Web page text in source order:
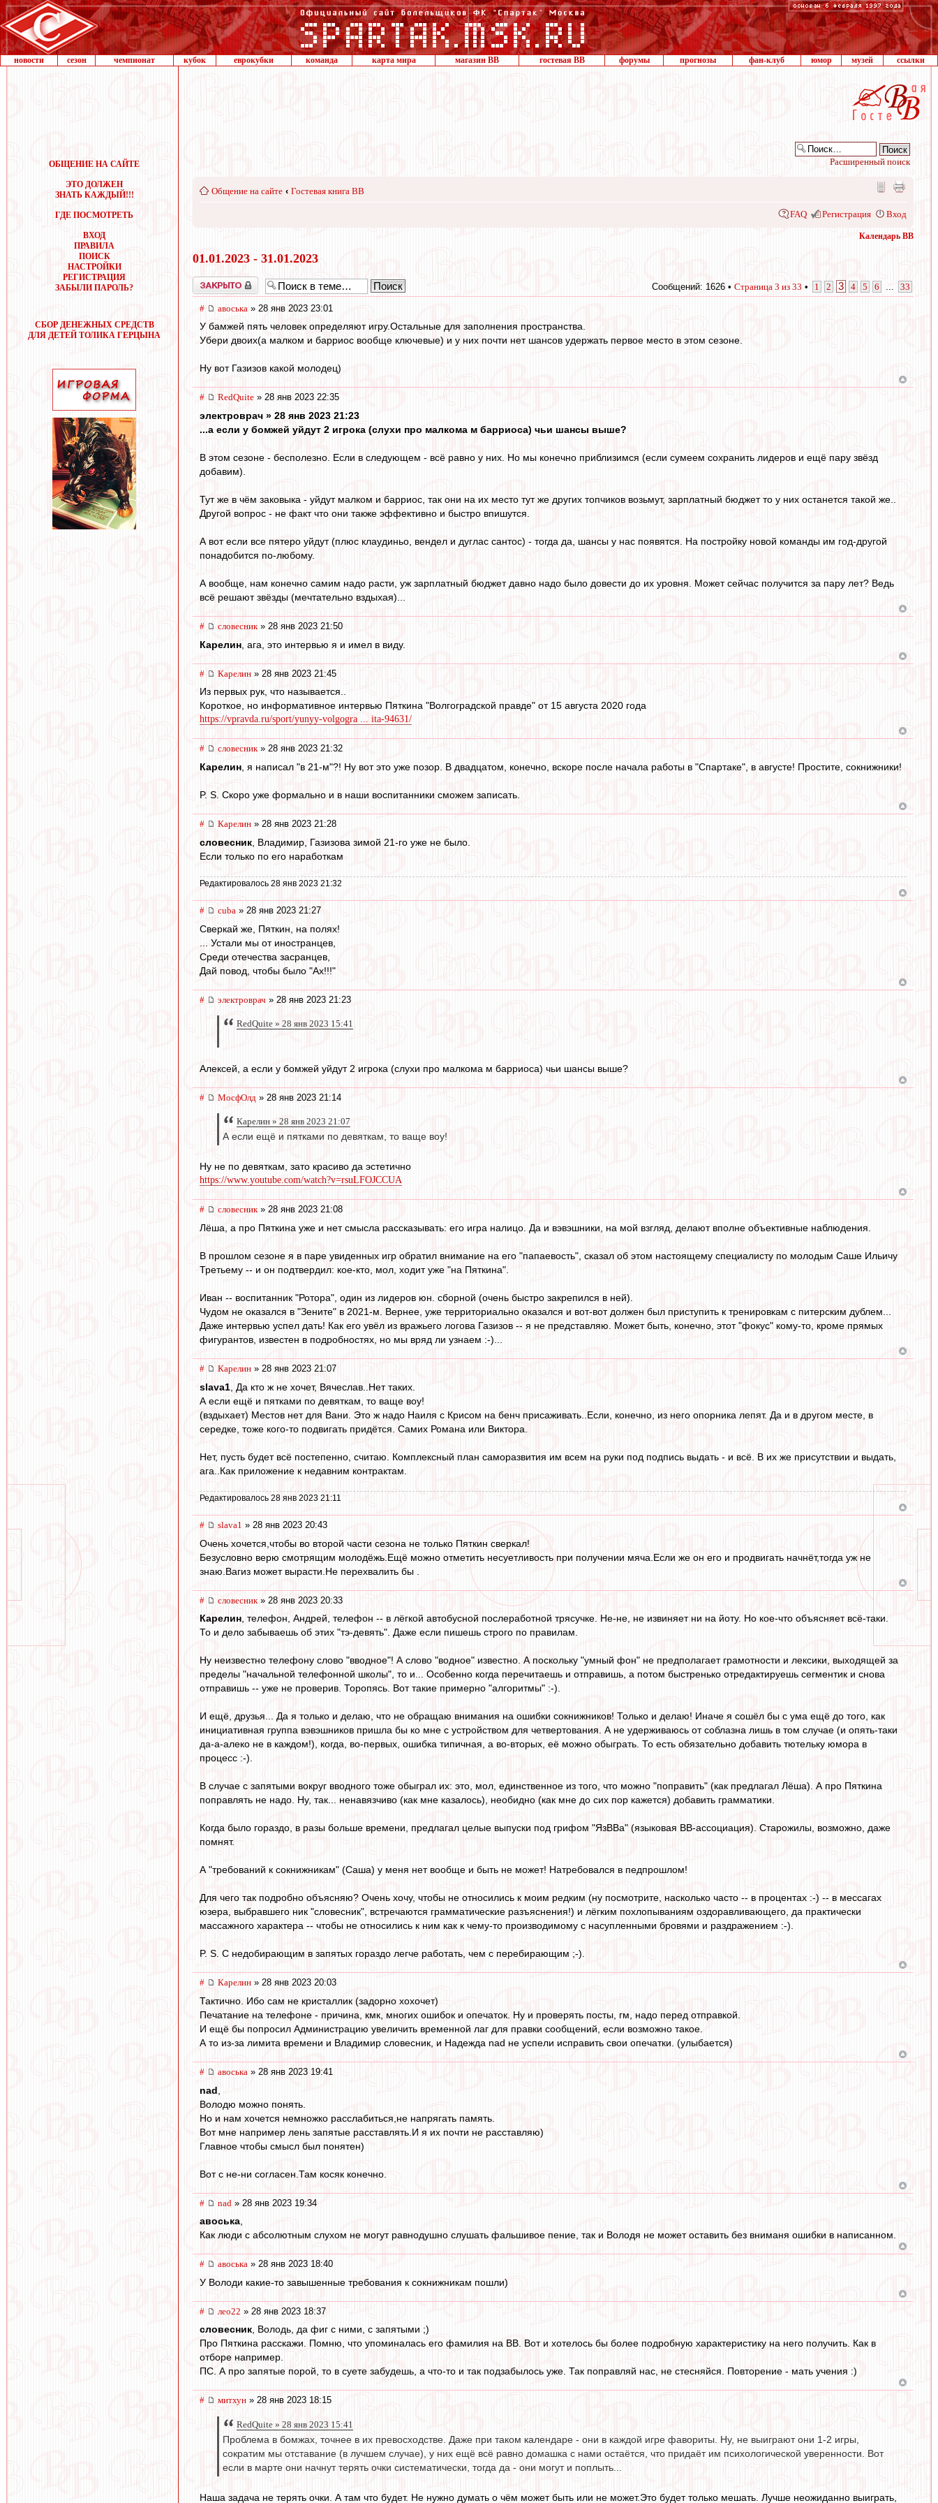
новости сезон чемпионат кубок еврокубки команда карта мира магазин ВВ гостевая ВВ форумы прогнозы фан-клуб юмор музей ссылки
ОБЩЕНИЕ НА САЙТЕ
ЭТО ДОЛЖЕН
ЗНАТЬ КАЖДЫЙ!!!
ГДЕ ПОСМОТРЕТЬ
ВХОД
ПРАВИЛА
ПОИСК
НАСТРОЙКИ
РЕГИСТРАЦИЯ
ЗАБЫЛИ ПАРОЛЬ?
СБОР ДЕНЕЖНЫХ СРЕДСТВ
ДЛЯ ДЕТЕЙ ТОЛИКА ГЕРЦЫНА
Расширенный поиск
Общение на сайте ‹ Гостевая книга ВВ
FAQ Регистрация Вход
Календарь ВВ
01.01.2023 - 31.01.2023
Закрыто Сообщений: 1626 • Страница 3 из 33 • 1 2 3 4 5 6 33
# авоська » 28 янв 2023 23:01
У бамжей пять человек определяют игру.Остальные для заполнения пространства.
Убери двоих(а малком и барриос вообще ключевые) и у них почти нет шансов удержать первое место в этом сезоне.
Ну вот Газизов какой молодец)
# RedQuite » 28 янв 2023 22:35
электроврач » 28 янв 2023 21:23
...а если у бомжей уйдут 2 игрока (слухи про малкома м барриоса) чьи шансы выше?
В этом сезоне - бесполезно. Если в следующем - всё равно у них. Но мы конечно приблизимся (если сумеем сохранить лидеров и ещё пару звёзд
добавим).
Тут же в чём заковыка - уйдут малком и барриос, так они на их место тут же других топчиков возьмут, зарплатный бюджет то у них останется такой же..
Другой вопрос - не факт что они также эффективно и быстро впишутся.
А вот если все пятеро уйдут (плюс клаудиньо, вендел и дуглас сантос) - тогда да, шансы у нас появятся. На постройку новой команды им год-другой
понадобится по-любому.
А вообще, нам конечно самим надо расти, уж зарплатный бюджет давно надо было довести до их уровня. Может сейчас получится за пару лет? Ведь
всё решают звёзды (мечтательно вздыхая)...
# словесник» 28 янв 2023 21:50
Карелин , ага, это интервью я и имел в виду.
# Карелин » 28 янв 2023 21:45
Из первых рук, что называется..
Короткое, но информативное интервью Пяткина "Волгоградской правде" от 15 августа 2020 года
https://vpravda.ru/sport/yunyy-volgogra ... ita-94631/
# словесник» 28 янв 2023 21:32
Карелин , я написал "в 21-м"?! Ну вот это уже позор. В двадцатом, конечно, вскоре после начала работы в "Спартаке", в августе! Простите, сокнижники!
P. S. Скоро уже формально и в наши воспитанники сможем записать.
# Карелин » 28 янв 2023 21:28
словесник , Владимир, Газизова зимой 21-го уже не было.
Если только по его наработкам
Редактировалось 28 янв 2023 21:32
# cuba » 28 янв 2023 21:27
Сверкай же, Пяткин, на полях!
... Устали мы от иностранцев,
Среди отечества засранцев,
Дай повод, чтобы было "Ах!!!"
# электроврач » 28 янв 2023 21:23
RedQuite » 28 янв 2023 15:41
Алексей, а если у бомжей уйдут 2 игрока (слухи про малкома м барриоса) чьи шансы выше?
# МосфОлд » 28 янв 2023 21:14
Карелин » 28 янв 2023 21:07
А если ещё и пятками по девяткам, то ваще воу!
Ну не по девяткам, зато красиво да эстетично
https://www.youtube.com/watch?v=rsuLFOJCCUA
# словесник» 28 янв 2023 21:08
Лёша, а про Пяткина уже и нет смысла рассказывать: его игра налицо. Да и вэвэшники, на мой взгляд, делают вполне объективные наблюдения.
В прошлом сезоне я в паре увиденных игр обратил внимание на его "папаевость", сказал об этом настоящему специалисту по молодым Саше Ильичу
Третьему -- и он подтвердил: кое-кто, мол, ходит уже "на Пяткина".
Иван -- воспитанник "Ротора", один из лидеров юн. сборной (очень быстро закрепился в ней).
Чудом не оказался в "Зените" в 2021-м. Вернее, уже территориально оказался и вот-вот должен был приступить к тренировкам с питерским дублем...
Даже интервью успел дать! Как его увёл из вражьего логова Газизов -- я не представляю. Может быть, конечно, этот "фокус" кому-то, кроме прямых
фигурантов, известен в подробностях, но мы вряд ли узнаем :-)...
# Карелин » 28 янв 2023 21:07
slava1 , Да кто ж не хочет, Вячеслав..Нет таких.
А если ещё и пятками по девяткам, то ваще воу!
(вздыхает) Местов нет для Вани. Это ж надо Наиля с Крисом на бенч присаживать..Если, конечно, из него опорника лепят. Да и в другом месте, в
середке, тоже кого-то подвигать придётся. Самих Романа или Виктора.
Нет, пусть будет всё постепенно, считаю. Комплексный план саморазвития им всем на руки под подпись выдать - и всё. В их же присутствии и выдать,
ага..Как приложение к недавним контрактам.
Редактировалось 28 янв 2023 21:11
# slava1 » 28 янв 2023 20:43
Очень хочется,чтобы во второй части сезона не только Пяткин сверкал!
Безусловно верю смотрящим молодёжь.Ещё можно отметить несуетливость при получении мяча.Если же он его и продвигать начнёт,тогда уж не
знаю.Вагиз может вырасти.Не перехвалить бы .
# словесник » 28 янв 2023 20:33
Карелин, телефон, Андрей, телефон -- в лёгкой автобусной послеработной трясучке. Не-не, не извиняет ни на йоту. Но кое-что объясняет всё-таки.
То и дело забываешь об этих "тэ-девять". Даже если пишешь строго по правилам.
Ну неизвестно телефону слово "вводное"! А слово "водное" известно. А поскольку "умный фон" не предполагает грамотности и лексики, выходящей за
пределы "начальной телефонной школы", то и... Особенно когда перечитаешь и отправишь, а потом быстренько отредактируешь сегментик и снова
отправишь -- уже не проверив. Торопясь. Вот такие примерно "алгоритмы" :-).
И ещё, друзья... Да я только и делаю, что не обращаю внимания на ошибки сокнижников! Только и делаю! Иначе я сошёл бы с ума ещё до того, как
инициативная группа вэвэшников пришла бы ко мне с устройством для четвертования. А не удерживаюсь от соблазна лишь в том случае (и опять-таки
да-а-алеко не в каждом!), когда, во-первых, ошибка типичная, а во-вторых, её можно обыграть. То есть обязательно добавить тютельку юмора в
процесс :-).
В случае с запятыми вокруг вводного тоже обыграл их: это, мол, единственное из того, что можно "поправить" (как предлагал Лёша). А про Пяткина
поправлять не надо. Ну, так... ненавязчиво (как мне казалось), необидно (как мне до сих пор кажется) добавить грамматики.
Когда было гораздо, в разы больше времени, предлагал целые выпуски под грифом "ЯзВВа" (языковая ВВ-ассоциация). Старожилы, возможно, даже
помнят.
А "требований к сокнижникам" (Саша) у меня нет вообще и быть не может! Натребовался в педпрошлом!
Для чего так подробно объясняю? Очень хочу, чтобы не относились к моим редким (ну посмотрите, насколько часто -- в процентах :-) -- в мессагах
юзера, выбравшего ник "словесник", встречаются грамматические разъяснения!) и лёгким похлопываниям оздоравливающего, да практически
массажного характера -- чтобы не относились к ним как к чему-то производимому с насупленными бровями и раздражением :-).
P. S. С недобирающим в запятых гораздо легче работать, чем с перебирающим ;-).
# Карелин » 28 янв 2023 20:03
Тактично. Ибо сам не кристаллик (задорно хохочет)
Печатание на телефоне - причина, кмк, многих ошибок и опечаток. Ну и проверять посты, гм, надо перед отправкой.
И ещё бы попросил Администрацию увеличить временной лаг для правки сообщений, если возможно такое.
А то из-за лимита времени и Владимир словесник, и Надежда nad не успели исправить свои опечатки. (улыбается)
# авоська » 28 янв 2023 19:41
nad
Володю можно понять.
Но и нам хочется немножко расслабиться,не напрягать память.
Вот мне например лень запятые расставлять.И я их почти не расставляю)
Главное чтобы смысл был понятен)
Вот с не-ни согласен.Там косяк конечно.
# nad » 28 янв 2023 19:34
авоська,
Как люди с абсолютным слухом не могут равнодушно слушать фальшивое пение, так и Володя не может оставить без вниманя ошибки в написанном.
# авоська » 28 янв 2023 18:40
У Володи какие-то завышенные требования к сокнижникам пошли)
# лео22 » 28 янв 2023 18:37
словесник, Володь, да фиг с ними, с запятыми ;)
Про Пяткина расскажи. Помню, что упоминалась его фамилия на ВВ. Вот и хотелось бы более подробную характеристику на него получить. Как в
отборе например.
ПС. А про запятые порой, то в суете забудешь, а что-то и так подзабылось уже. Так поправляй нас, не стесняйся. Повторение - мать учения :)
# митхун » 28 янв 2023 18:15
RedQuite » 28 янв 2023 15:41
Проблема в бомжах, точнее в их превосходстве. Даже при таком календаре - они в каждой игре фавориты. Ну, не выиграют они 1-2 игры,
сократим мы отставание (в лучшем случае), у них ещё всё равно домашка с нами остаётся, что придаёт им психологической уверенности. Вот
если в марте они начнут терять очки систематически, тогда да - они могут и поплыть...
Наша задача не терять очки. А там что будет. Не нужно думать о чём может быть или не может.Это будет только мешать. Лучше неожиданно выиграть,